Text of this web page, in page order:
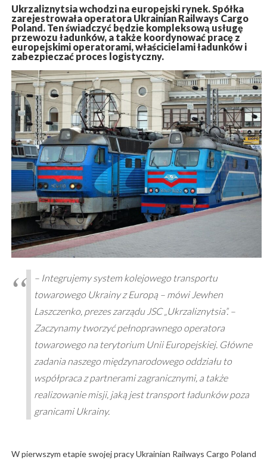
Ukrzaliznytsia wchodzi na europejski rynek. Spółka
zarejestrowała operatora Ukrainian Railways Cargo
Poland. Ten świadczyć będzie kompleksową usługę
przewozu ładunków, a także koordynować pracę z
europejskimi operatorami, właścicielami ładunków i
zabezpieczać proces logistyczny.
– Integrujemy system kolejowego transportu
towarowego Ukrainy z Europą – mówi Jewhen
Laszczenko, prezes zarządu JSC „Ukrzaliznytsia”. –
Zaczynamy tworzyć pełnoprawnego operatora
towarowego na terytorium Unii Europejskiej. Główne
zadania naszego międzynarodowego oddziału to
współpraca z partnerami zagranicznymi, a także
realizowanie misji, jaką jest transport ładunków poza
granicami Ukrainy.
W pierwszym etapie swojej pracy Ukrainian Railways Cargo Poland